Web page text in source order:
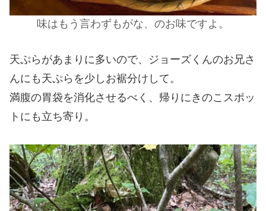
味はもう言わずもがな、のお味ですよ。
天ぷらがあまりに多いので、ジョーズくんのお兄さ
んにも天ぷらを少しお裾分けして。
満腹の胃袋を消化させるべく、帰りにきのこスポッ
トにも立ち寄り。